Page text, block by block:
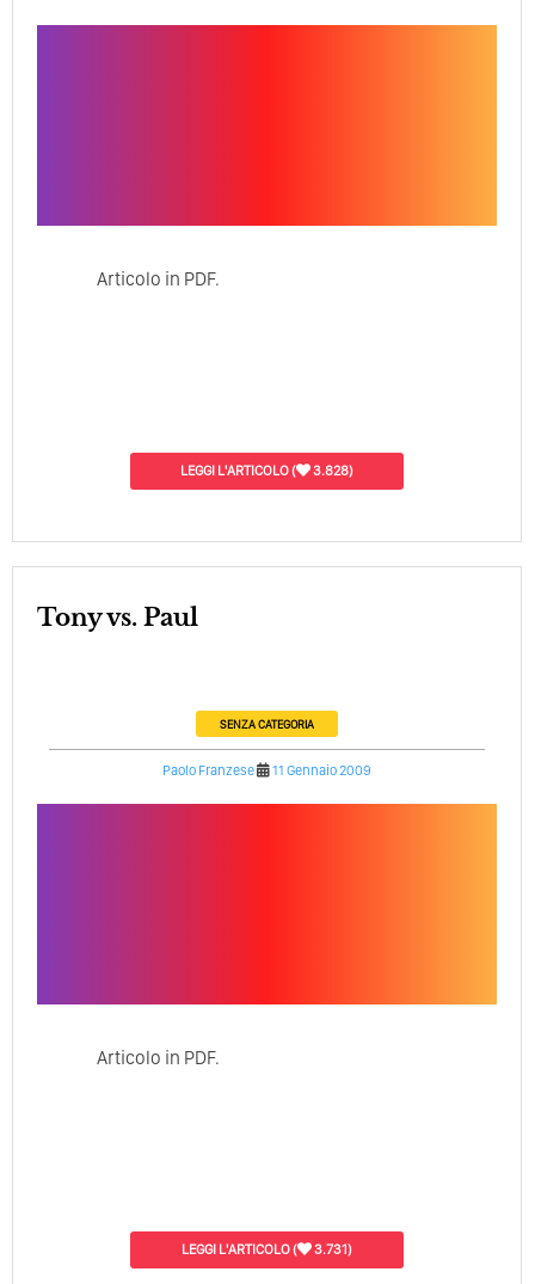
Articolo in PDF.
LEGGI L'ARTICOLO( 3.828)
Tony vs. Paul
SENZA CATEGORIA
Paolo Franzese 11 Gennaio 2009
Articolo in PDF.
LEGGI L'ARTICOLO( 3.731)